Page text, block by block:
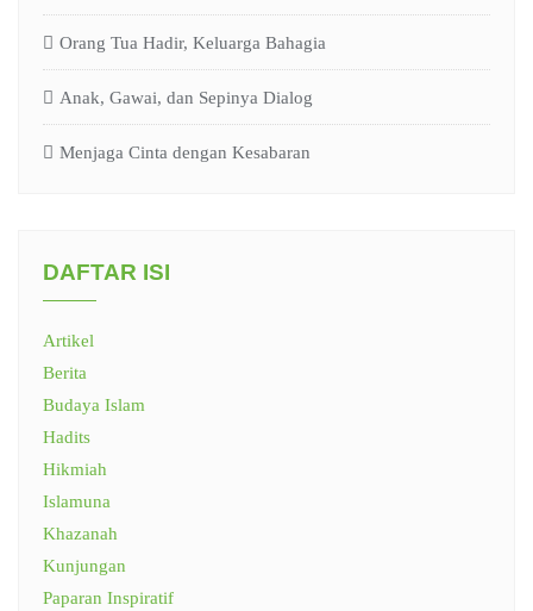
Orang Tua Hadir, Keluarga Bahagia
Anak, Gawai, dan Sepinya Dialog
Menjaga Cinta dengan Kesabaran
DAFTAR ISI
Artikel
Berita
Budaya Islam
Hadits
Hikmiah
Islamuna
Khazanah
Kunjungan
Paparan Inspiratif